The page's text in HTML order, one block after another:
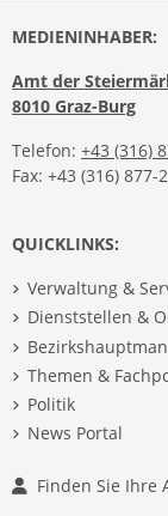
MEDIENINHABER:
Amt der
8010 Graz-Burg
Telefon: +43 (316)
Fax: +43 (316) 877-
QUICKLINKS:
Verwaltung &
Dienststellen &
Themen &
Politik
News Portal
Finden Sie Ihre